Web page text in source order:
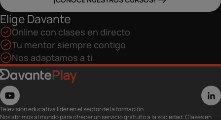
Elige Davante
Online con clases en directo
Tu mentor siempre contigo
Nos adaptamos a ti
Televisión educativa líder en el sector de la formación.
Nos abrimos al mundo para ofrecer un servicio gratuito a la sociedad. Clases en